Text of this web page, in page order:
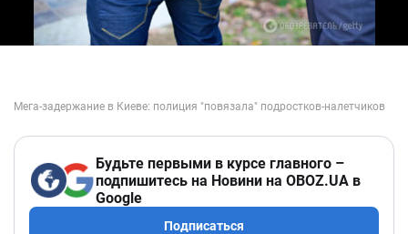
Будьте первыми в курсе главного –
подпишитесь на Новини на OBOZ.UA в
Google
Подписаться